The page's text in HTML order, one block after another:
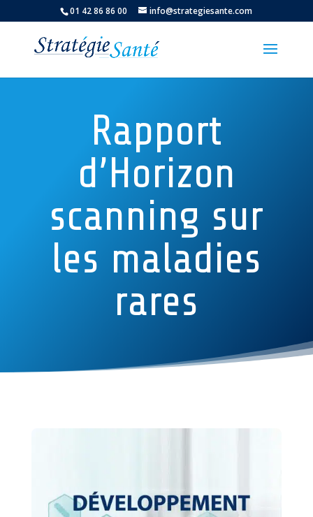
01 42 86 86 00 info@strategiesante.com
Rapport
d’Horizon
scanning sur
les maladies
rares